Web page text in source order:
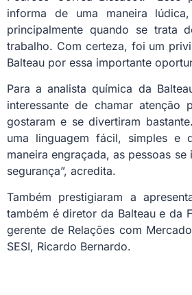
informa de uma maneira
principalmente quando se trata
trabalho. Com certeza, foi um
Balteau por essa importante
Para a analista química da
interessante de chamar
gostaram e se divertiram
uma linguagem fácil, simples e
maneira engraçada, as pessoas
segurança”, acredita.
Também prestigiaram a
também é diretor da Balteau e da
gerente de Relações com
SESI, Ricardo Bernardo.